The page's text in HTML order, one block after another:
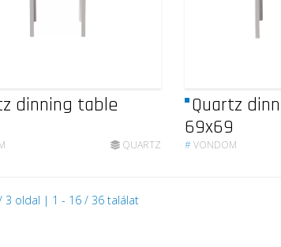
dinning table
QUARTZ
Quartz
69x69
#VONDOM
3 oldal | 1 - 16 / 36 találat